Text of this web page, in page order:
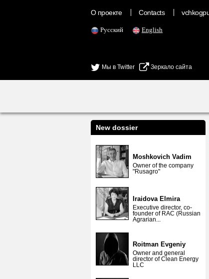
О проекте Contacts
Русский English
Мы в Twitter Зеркало сайта
New dossier
Moshkovich Vadim
Owner of the company
"Rusagro"
Iraidova Elmira
Executive director, co-
founder of RAC (Russian
Agrarian...
Roitman Evgeniy
Owner and general
director of Clean Energy
LLC